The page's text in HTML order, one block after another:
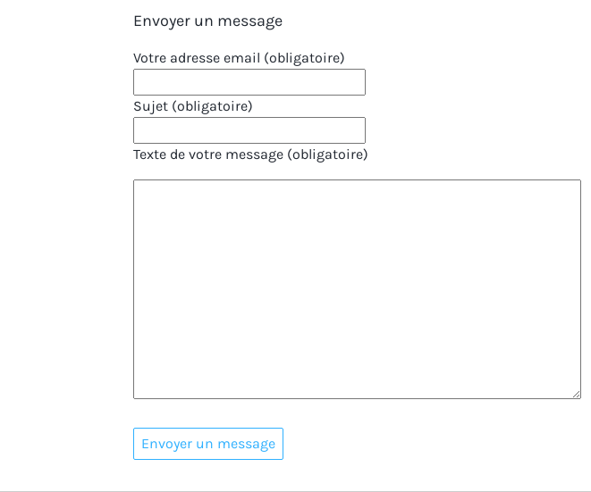
Envoyer un message
Votre adresse email (obligatoire)
Sujet (obligatoire)
Texte de votre message (obligatoire)